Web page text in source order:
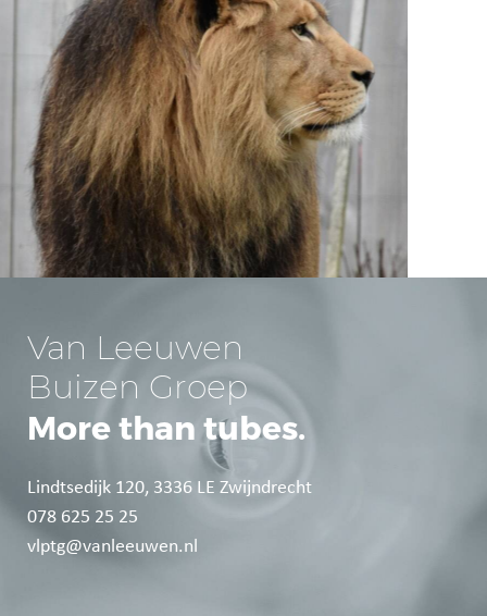
Van Leeuwen
Buizen Groep
More than tubes.
Lindtsedijk 120, 3336 LE Zwijndrecht
078 625 25 25
vlptg@vanleeuwen.nl